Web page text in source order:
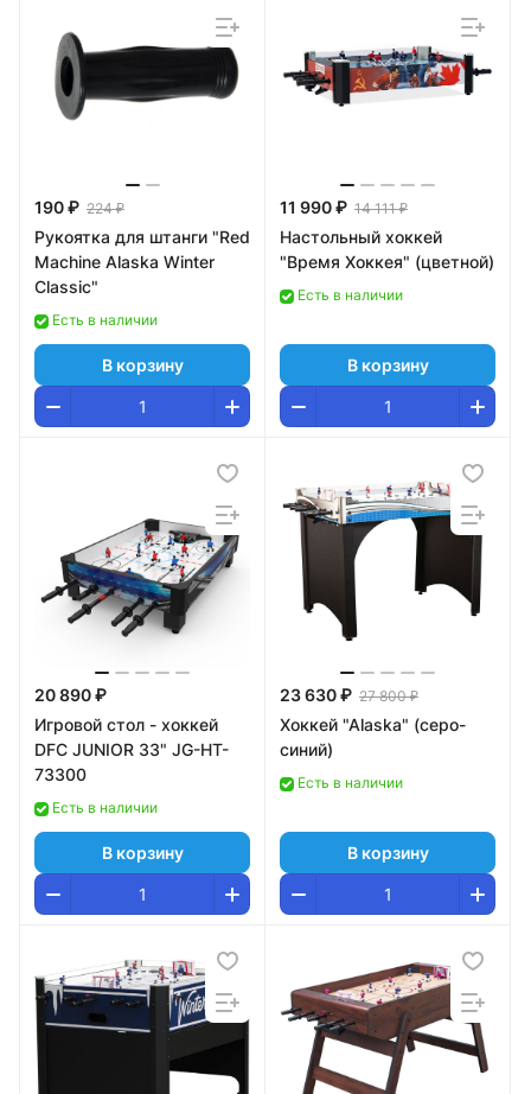
190 ₽ 224 ₽
Рукоятка для штанги "Red
Machine Alaska Winter
Classic"
Есть в наличии
В корзину
11 990 ₽ 14 111 ₽
Настольный хоккей
"Время Хоккея" (цветной)
Есть в наличии
В корзину
20 890 ₽
Игровой стол - хоккей
DFC JUNIOR 33" JG-HT-
73300
Есть в наличии
В корзину
23 630 ₽ 27 800 ₽
Хоккей "Alaska" (серо-
синий)
Есть в наличии
В корзину